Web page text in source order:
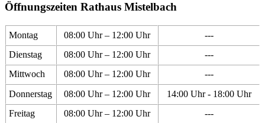
Öffnungszeiten Rathaus Mistelbach
Montag 08:00 Uhr – 12:00 Uhr
---
Dienstag
08:00 Uhr – 12:00 Uhr
---
Mittwoch
08:00 Uhr – 12:00 Uhr
---
Donnerstag
08:00 Uhr – 12:00 Uhr
14:00 Uhr - 18:00 Uhr
Freitag
08:00 Uhr – 12:00 Uhr
---